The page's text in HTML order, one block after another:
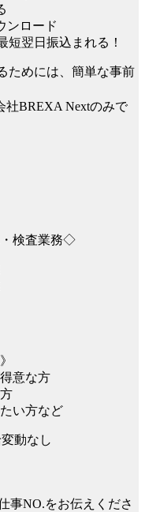
ンロード
翌日振込まれる！
ためには、簡単な事前
BREXA Nextのみで
検査業務◇
意な方
い方など
動なし
事NO.をお伝えくださ